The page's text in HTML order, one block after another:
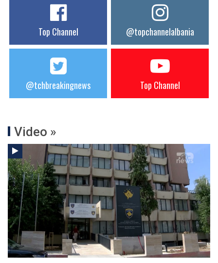
Top Channel @topchannelalbania
@tchbreakingnews Top Channel
Video »